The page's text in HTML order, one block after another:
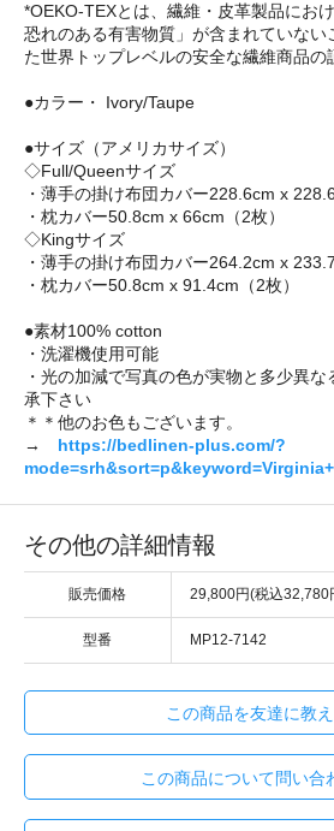
*OEKO-TEXとは、繊維・皮革製品にお
恐れのある有害物質」が含まれていない
た世界トップレベルの安全な繊維商品の
●カラー・ Ivory/Taupe
●サイズ（アメリカサイズ）
◇Full/Queenサイズ
・薄手の掛け布団カバー228.6cm x
・枕カバー50.8cm x 66cm（2枚）
◇Kingサイズ
・薄手の掛け布団カバー264.2cm x
・枕カバー50.8cm x 91.4cm（2枚）
●素材100% cotton
・洗濯機使用可能
・光の加減で写真の色が実物と多少異
承下さい
＊＊他のお色もございます。
→
https://bedlinen-plus.com/?
その他の詳細情報
販売価格 29,800円(税込32,780
型番 MP12-7142
この商品を友達に教
この商品について問い合